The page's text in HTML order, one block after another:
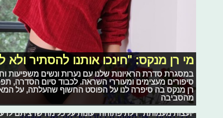
מי רן מנקס: "חינכו אותנו להסתיר ולא
במסגרת סדרת הראיונות שלנו עם נערות ונשים משפיעות
סיפורים מעצימים ומעוררי השראה. לכבוד סיום הסדרה,
רן מנקס בה סיפרה לנו על הפוסט החשוף שהעלתה, על
מהסביבה
בלי סודות: "אני מאוהבת בחבר הכי טוב
יועצות מעמותת "דלת פתוחה" עונות על כל מה שרציתם